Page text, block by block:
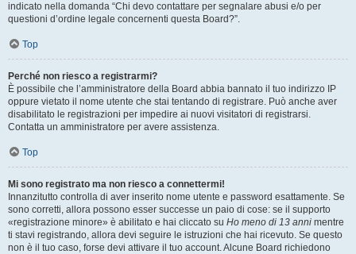
indicato nella domanda “Chi devo contattare per segnalare abusi e/o per
questioni d’ordine legale concernenti questa Board?”.
Top
Perché non riesco a registrarmi?
È possibile che l’amministratore della Board abbia bannato il tuo indirizzo IP
oppure vietato il nome utente che stai tentando di registrare. Può anche aver
disabilitato le registrazioni per impedire ai nuovi visitatori di registrarsi.
Contatta un amministratore per avere assistenza.
Top
Mi sono registrato ma non riesco a connettermi!
Innanzitutto controlla di aver inserito nome utente e password esattamente. Se
sono corretti, allora possono esser successe un paio di cose: se il supporto
«registrazione minore» è abilitato e hai cliccato su Ho meno di 13 anni mentre
ti stavi registrando, allora devi seguire le istruzioni che hai ricevuto. Se questo
non è il tuo caso, forse devi attivare il tuo account. Alcune Board richiedono